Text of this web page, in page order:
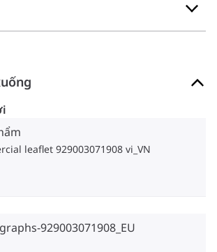
leaflet 929003071908 vi_VN
929003071908_EU